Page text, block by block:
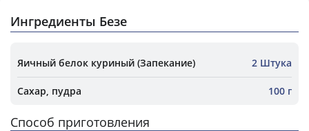
Ингредиенты Безе
Яичный белок куриный (Запекание) 2 Штука
Сахар, пудра 100 г
Способ приготовления